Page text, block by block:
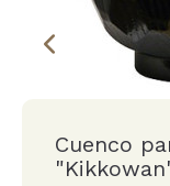
Cuenco